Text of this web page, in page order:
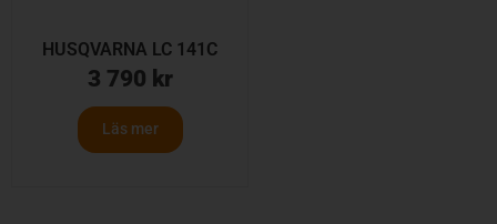
HUSQVARNA LC 141C
3 790 kr
Läs mer